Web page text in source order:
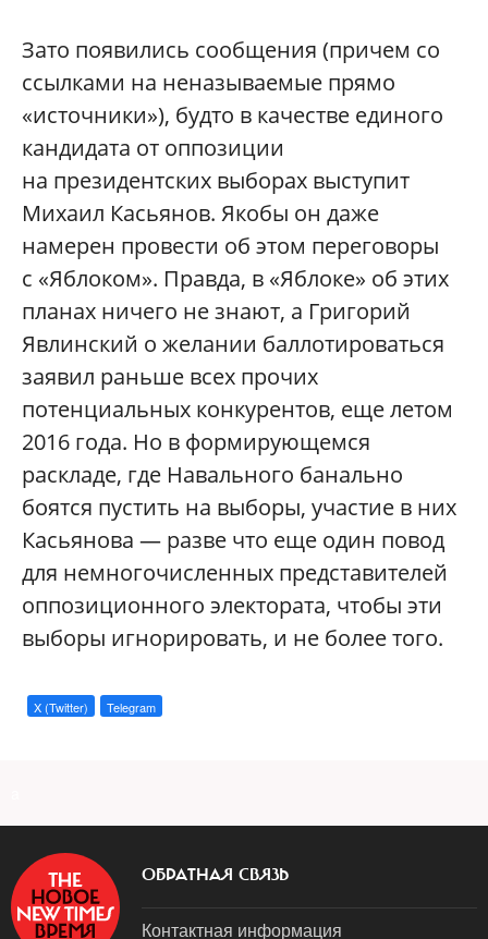
Зато появились сообщения (причем со
ссылками на неназываемые прямо
«источники»), будто в качестве единого
кандидата от оппозиции
на президентских выборах выступит
Михаил Касьянов. Якобы он даже
намерен провести об этом переговоры
с «Яблоком». Правда, в «Яблоке» об этих
планах ничего не знают, а Григорий
Явлинский о желании баллотироваться
заявил раньше всех прочих
потенциальных конкурентов, еще летом
2016 года. Но в формирующемся
раскладе, где Навального банально
боятся пустить на выборы, участие в них
Касьянова — разве что еще один повод
для немногочисленных представителей
оппозиционного электората, чтобы эти
выборы игнорировать, и не более того.
X (Twitter) Telegram
ОБРАТНАЯ СВЯЗЬ
Контактная информация